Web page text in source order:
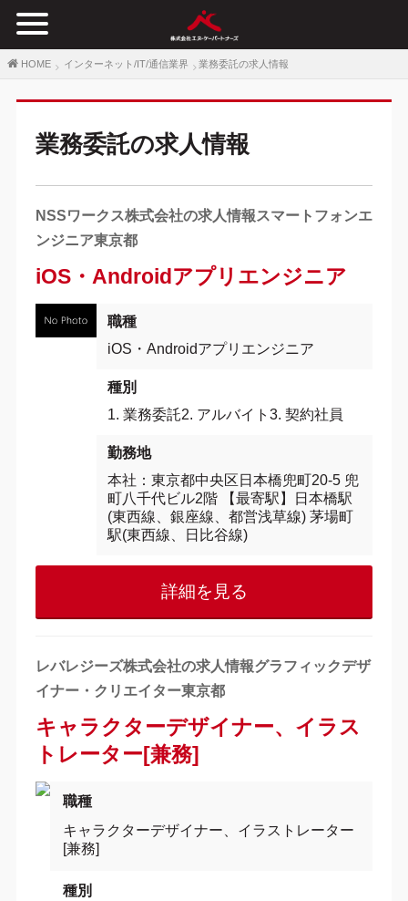
HOME インターネット/IT/通信業界 業務委託の求人情報
業務委託の求人情報
NSSワークス株式会社の求人情報スマートフォンエ
ンジニア東京都
iOS・Androidアプリエンジニア
職種
iOS・Androidアプリエンジニア
種別
1. 業務委託2. アルバイト3. 契約社員
勤務地
本社：東京都中央区日本橋兜町20-5 兜
町八千代ビル2階 【最寄駅】日本橋駅
(東西線、銀座線、都営浅草線) 茅場町
駅(東西線、日比谷線)
詳細を見る
レバレジーズ株式会社の求人情報グラフィックデザ
イナー・クリエイター東京都
キャラクターデザイナー、イラス
トレーター[兼務]
職種
キャラクターデザイナー、イラストレーター
[兼務]
種別